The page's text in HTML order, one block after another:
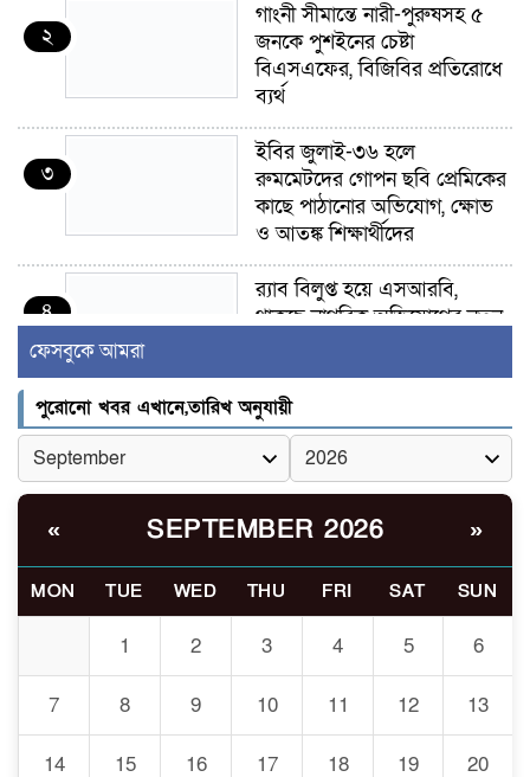
২
গাংনী সীমান্তে নারী-পুরুষসহ ৫
জনকে পুশইনের চেষ্টা
বিএসএফের, বিজিবির প্রতিরোধে
ব্যর্থ
৩
ইবির জুলাই-৩৬ হলে
রুমমেটদের গোপন ছবি প্রেমিকের
কাছে পাঠানোর অভিযোগ, ক্ষোভ
ও আতঙ্ক শিক্ষার্থীদের
৪
র‍্যাব বিলুপ্ত হয়ে এসআরবি,
থাকছে নাগরিক অভিযোগের নতুন
৫
খোকসায় বিএনপি নেতা নাফিজ
আহমেদ রাজুর ওপর সশস্ত্র হামলা,
গুরুতর আহত
৬
সাঈদীর ছবিতে জুতা
আমির হামজা
ইসলামী বিশ্ববিদ্যালয়র ৪৪
তৎপরতার অভিযোগ/ তদন্তে
গঠিত হলো উচ্চপর্যায়ের কমিটি
ফেসবুকে আমরা
পুরোনো খবর এখানে,তারিখ অনুযায়ী
« SEPTEMBER 2026 »
MON TUE WED THU FRI SAT SUN
1 2 3 4 5 6
7 8 9 10 11 12 13
14 15 16 17 18 19 20